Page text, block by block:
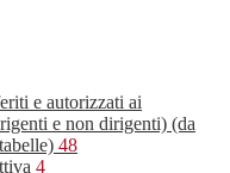
e autorizzati ai
e non dirigenti) (da
48
4